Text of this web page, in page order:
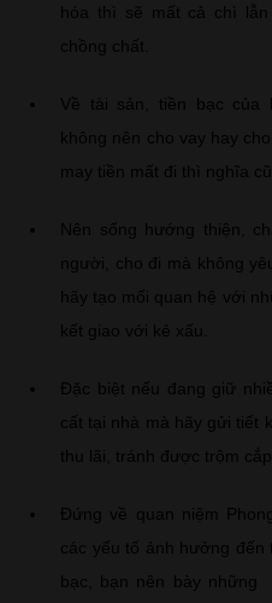
hóa thì sẽ mất cả chì
chồng chất.
Về tài sản, tiền bạc của
không nên cho vay hay
may tiền mất đi thì nghĩa
Nên sống hướng thiện,
người, cho đi mà không
hãy tạo mối quan hệ với
kết giao với kẻ xấu.
Đặc biệt nếu đang giữ
cất tại nhà mà hãy gửi tiết
thu lãi, tránh được trộm cắp.
Đứng về quan niệm
các yếu tố ảnh hưởng đến
bạc, bạn nên bày những